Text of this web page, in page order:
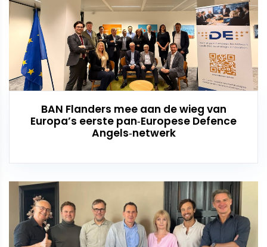
BAN Flanders mee aan de wieg van
Europa’s eerste pan‑Europese Defence
Angels‑netwerk